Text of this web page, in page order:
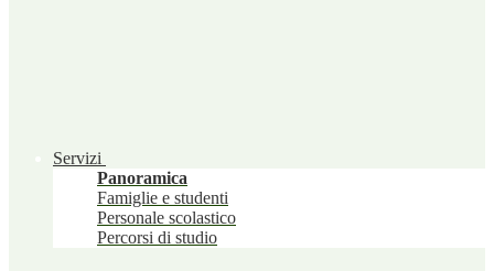
Servizi
Panoramica
Famiglie e studenti
Personale scolastico
Percorsi di studio